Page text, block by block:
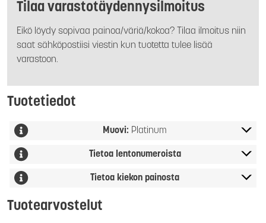
Tilaa varastotäydennysilmoitus
Eikö löydy sopivaa painoa/väriä/kokoa? Tilaa ilmoitus niin
saat sähköpostiisi viestin kun tuotetta tulee lisää
varastoon.
Tuotetiedot
Muovi: Platinum
Tietoa lentonumeroista
Tietoa kiekon painosta
Tuotearvostelut